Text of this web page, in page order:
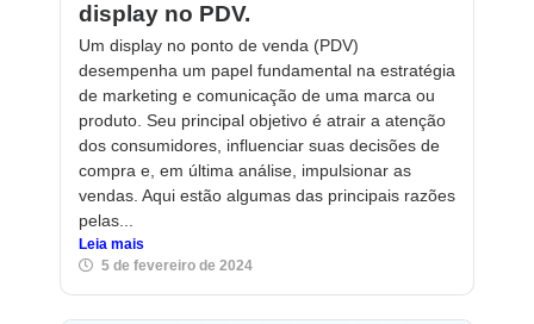
display no PDV.
Um display no ponto de venda (PDV)
desempenha um papel fundamental na estratégia
de marketing e comunicação de uma marca ou
produto. Seu principal objetivo é atrair a atenção
dos consumidores, influenciar suas decisões de
compra e, em última análise, impulsionar as
vendas. Aqui estão algumas das principais razões
pelas...
Leia mais
5 de fevereiro de 2024